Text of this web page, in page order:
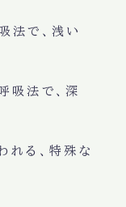
法で、浅い
吸法で、深
れる、特殊な